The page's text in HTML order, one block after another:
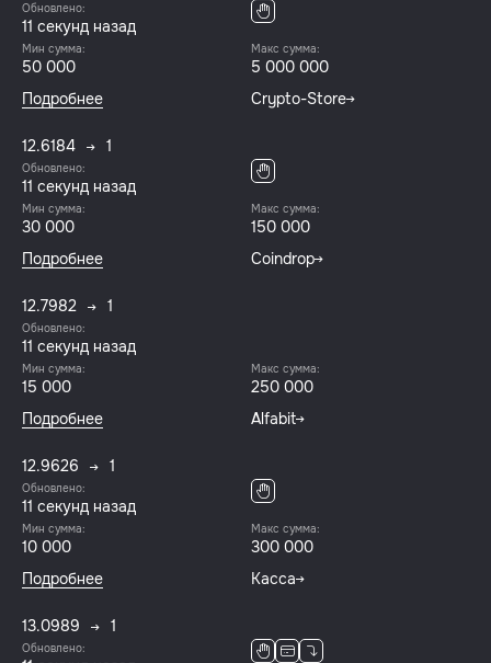
Обновлено:
12 секунд назад
Мин сумма:
50 000
Макс сумма:
5 000 000
Подробнее
Crypto-Store
12.6184 1
Обновлено:
12 секунд назад
Мин сумма:
30 000
Макс сумма:
150 000
Подробнее
Coindrop
12.7982 1
Обновлено:
12 секунд назад
Мин сумма:
15 000
Макс сумма:
250 000
Подробнее
Alfabit
12.9626 1
Обновлено:
12 секунд назад
Мин сумма:
10 000
Макс сумма:
300 000
Подробнее
Касса
13.0989 1
Обновлено: